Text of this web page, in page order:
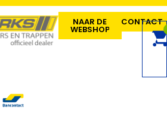
NAAR DE
WEBSHOP
CONTACT